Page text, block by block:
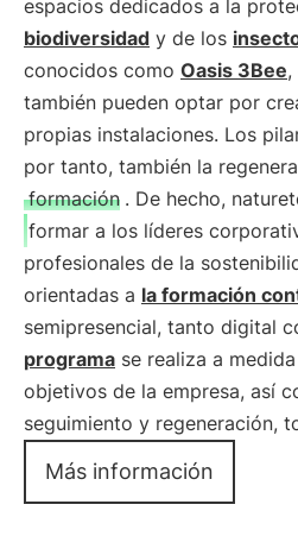
espacios dedicados a la
biodiversidad y de los
conocidos como Oasis 3Bee,
también pueden optar por
propias instalaciones. Los
por tanto, también la
formación . De hecho,
formar a los líderes
profesionales de la
orientadas a la formación
semipresencial, tanto digital
programa se realiza a
objetivos de la empresa, así
seguimiento y regeneración,
Más información